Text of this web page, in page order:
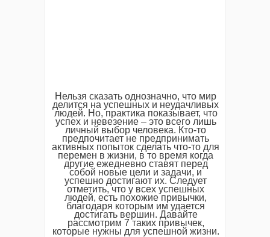
Нельзя сказать однозначно, что мир
делится на успешных и неудачливых
людей. Но, практика показывает, что
успех и невезение – это всего лишь
личный выбор человека. Кто-то
предпочитает не предпринимать
активных попыток сделать что-то для
перемен в жизни, в то время когда
другие ежедневно ставят перед
собой новые цели и задачи, и
успешно достигают их. Следует
отметить, что у всех успешных
людей, есть похожие привычки,
благодаря которым им удается
достигать вершин. Давайте
рассмотрим 7 таких привычек,
которые нужны для успешной жизни.